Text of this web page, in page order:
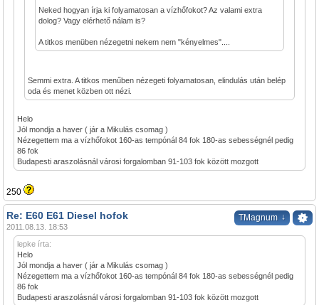
Neked hogyan írja ki folyamatosan a vízhőfokot? Az valami extra
dolog? Vagy elérhető nálam is?
A titkos menüben nézegetni nekem nem "kényelmes"....
Semmi extra. A titkos menűben nézegeti folyamatosan, elindulás után belép
oda és menet közben ott nézi.
Helo
Jól mondja a haver ( jár a Mikulás csomag )
Nézegettem ma a vízhőfokot 160-as tempónál 84 fok 180-as sebességnél pedig
86 fok
Budapesti araszolásnál városi forgalomban 91-103 fok között mozgott
250
TMagnum ↓
Re: E60 E61 Diesel hofok
2011.08.13. 18:53
lepke írta:
Helo
Jól mondja a haver ( jár a Mikulás csomag )
Nézegettem ma a vízhőfokot 160-as tempónál 84 fok 180-as sebességnél pedig
86 fok
Budapesti araszolásnál városi forgalomban 91-103 fok között mozgott